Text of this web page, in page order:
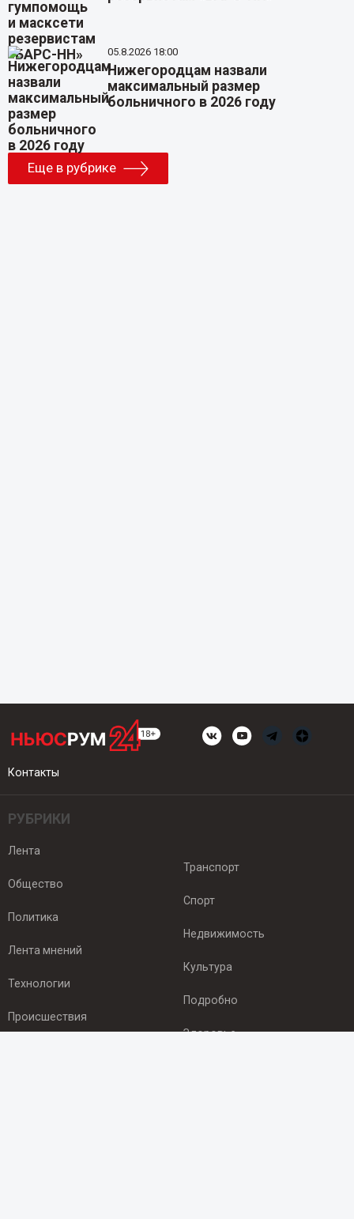
05.8.2026 18:00
Нижегородцам назвали
максимальный размер
больничного в 2026 году
Еще в рубрике
Контакты
РУБРИКИ
Лента
Общество
Политика
Лента мнений
Технологии
Происшествия
Транспорт
Спорт
Недвижимость
Культура
Подробно
Здоровье